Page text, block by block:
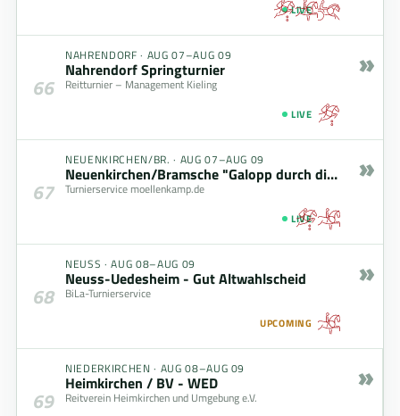
LIVE
66
NAHRENDORF · AUG 07–AUG 09
Nahrendorf Springturnier
Reitturnier – Management Kieling
LIVE
»
67
NEUENKIRCHEN/BR. · AUG 07–AUG 09
Neuenkirchen/Bramsche "Galopp durch die Baustelle"
Turnierservice moellenkamp.de
LIVE
»
68
NEUSS ·AUG 08–AUG 09
Neuss-Uedesheim - Gut Altwahlscheid
BiLa-Turnierservice
UPCOMING
»
69
NIEDERKIRCHEN · AUG 08–AUG 09
Heimkirchen / BV - WED
Reitverein Heimkirchen und Umgebung e.V.
»